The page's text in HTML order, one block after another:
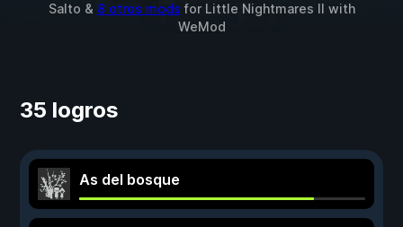
Salto & 8 otros mods for Little Nightmares II with
WeMod
35 logros
As del bosque